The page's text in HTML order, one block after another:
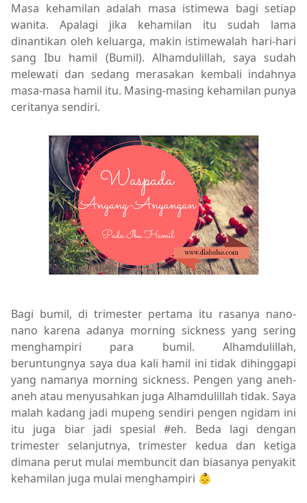
Masa kehamilan adalah masa istimewa bagi setiap
wanita. Apalagi jika kehamilan itu sudah lama
dinantikan oleh keluarga, makin istimewalah hari-hari
sang Ibu hamil (Bumil). Alhamdulillah, saya sudah
melewati dan sedang merasakan kembali indahnya
masa-masa hamil itu. Masing-masing kehamilan punya
ceritanya sendiri.
Bagi bumil, di trimester pertama itu rasanya nano-
nano karena adanya morning sickness yang sering
menghampiri para bumil. Alhamdulillah,
beruntungnya saya dua kali hamil ini tidak dihinggapi
yang namanya morning sickness. Pengen yang aneh-
aneh atau menyusahkan juga Alhamdulillah tidak. Saya
malah kadang jadi mupeng sendiri pengen ngidam ini
itu juga biar jadi spesial #eh. Beda lagi dengan
trimester selanjutnya, trimester kedua dan ketiga
dimana perut mulai membuncit dan biasanya penyakit
kehamilan juga mulai menghampiri 👶